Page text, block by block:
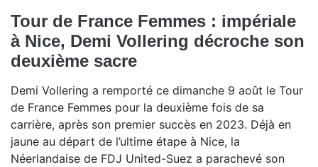
Tour de France Femmes : impériale
à Nice, Demi Vollering décroche son
deuxième sacre
Demi Vollering a remporté ce dimanche 9 août le Tour
de France Femmes pour la deuxième fois de sa
carrière, après son premier succès en 2023. Déjà en
jaune au départ de l’ultime étape à Nice, la
Néerlandaise de FDJ United-Suez a parachevé son